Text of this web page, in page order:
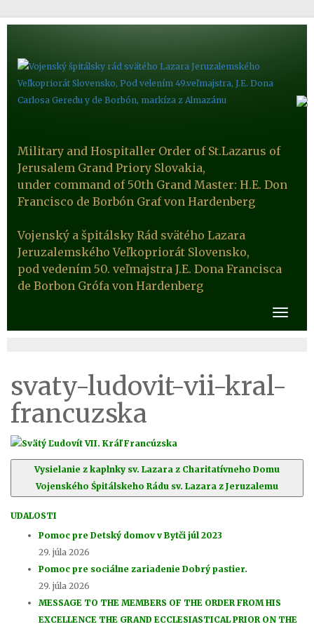
Military and Hospitaller Order of St.Lazarus of
Jerusalem Grand Priory Slovakia,
under command of 50th Grand Master: H.E. Don
Francisco de Borbón Graf von Hardenberg
Vojenský a špitálsky Rád svätého Lazara
Jeruzalemského Veľkopriorát Slovensko,
pod vedením 50. veľmajstra J.E. Dona Francisca
de Borbon Grófa von Hardenberg
svaty-ludovit-vii-kral-
francuzska
Vysielanie z kaplnky sv. Lazara z Charitatívneho Domu
Vojenského Śpitálskeho Rádu sv. Lazara z Jeruzalemu
UDALOSTI
Pomoc pre Detský domov v Bytči júl 2023
29. júla 2026
Pomoc pre sociálne zariadenie Dobrý pastier.
29. júla 2026
MESSAGE TO THE MEMBERS OF THE ORDER FROM HIS
EXCELLENCE THE GRAND ECCLESIASTICAL PRIOR ON THE